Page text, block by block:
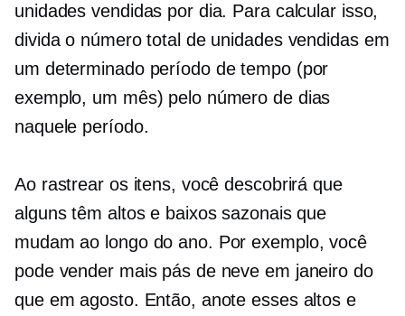
unidades vendidas por dia. Para calcular isso,
divida o número total de unidades vendidas em
um determinado período de tempo (por
exemplo, um mês) pelo número de dias
naquele período.
Ao rastrear os itens, você descobrirá que
alguns têm altos e baixos sazonais que
mudam ao longo do ano. Por exemplo, você
pode vender mais pás de neve em janeiro do
que em agosto. Então, anote esses altos e